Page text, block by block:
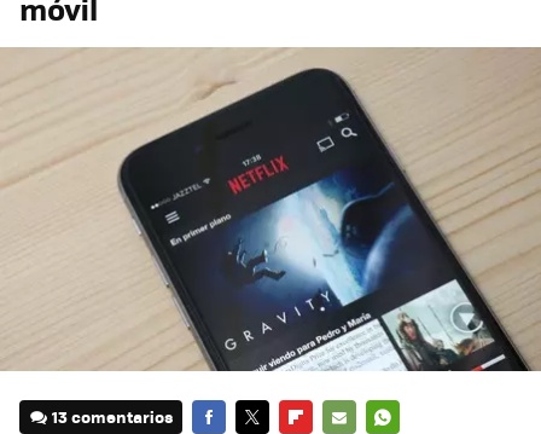
13 comentarios